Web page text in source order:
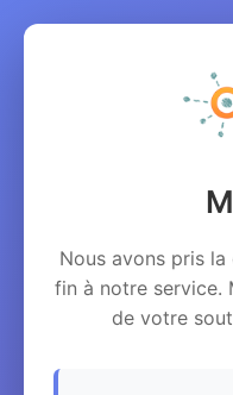
Nous avons pris
fin à notre service.
de votre